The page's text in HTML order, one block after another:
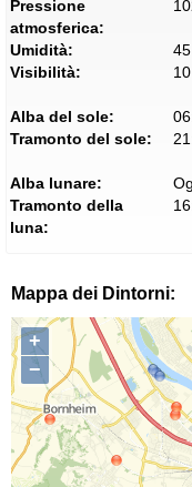
Pressione
atmosferica:
Umidità:
Visibilità:
Alba del sole:
Tramonto del sole:
Alba lunare:
Tramonto della
luna:
Mappa dei Dintorni:
+
−